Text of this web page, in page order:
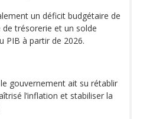
un déficit budgétaire de
de trésorerie et un solde
PIB à partir de 2026.
gouvernement ait su rétablir
l’inflation et stabiliser la